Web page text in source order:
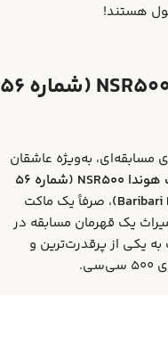
هستند!
ماکت موتورسیکلت هوندا NSR500 (شماره 56
مسابقه‌ای، به‌ویژه عاشقان
ماکت موتورسیکلت هوندا NSR500 (شماره 56
، صرفاً یک ماکت
یک قهرمان مسابقه در
یکی از پرقدرت‌ترین و